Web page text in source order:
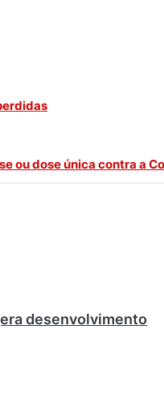
ou dose única contra a
desenvolvimento